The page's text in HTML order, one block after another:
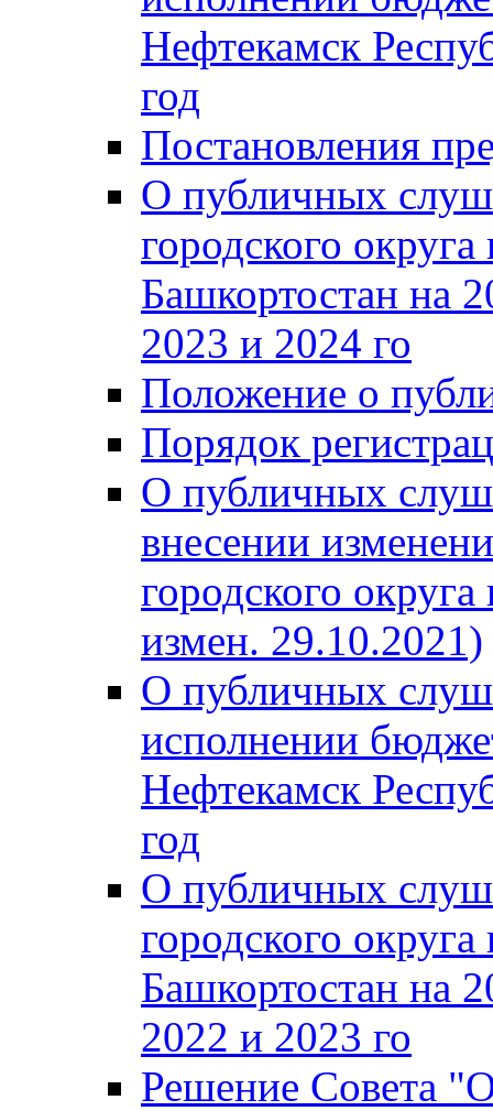
Нефтекамск
год
Постановления
О публичных
городского
Башкортостан на
2023 и 2024 го
Положение о
Порядок
О публичных
внесении
городского
измен. 29.10.2021)
О публичных
исполнении
Нефтекамск
год
О публичных
городского
Башкортостан на
2022 и 2023 го
Решение Совета